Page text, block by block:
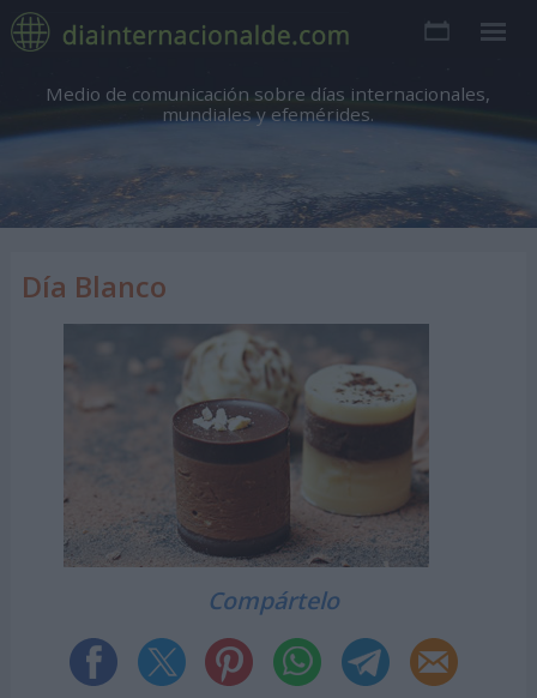
Medio de comunicación sobre días internacionales,
mundiales y efemérides.
Día Blanco
Compártelo